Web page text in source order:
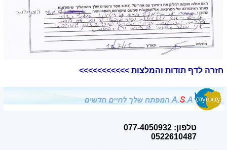
חזרה לדף תודות והמלצות >>>>>>>>>>>
טלפון: 077-4050932
0522610487